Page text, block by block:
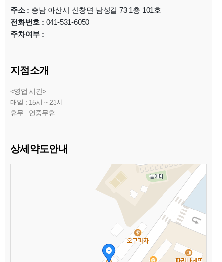
주소 : 충남 아산시 신창면 남성길 73 1층 101호
전화번호 : 041-531-6050
주차여부 :
지점소개
<영업 시간>
매일 : 15시 ~ 23시
휴무 : 연중무휴
상세약도안내